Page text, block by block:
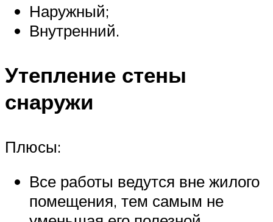
Наружный;
Внутренний.
Утепление стены
снаружи
Плюсы:
Все работы ведутся вне жилого
помещения, тем самым не